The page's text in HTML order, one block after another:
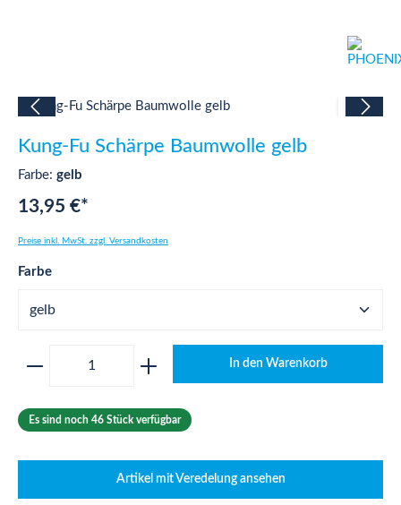
Bildergalerie überspringen
Kung-Fu Schärpe Baumwolle gelb
Farbe: gelb
13,95 €*
Preise inkl. MwSt. zzgl. Versandkosten
Farbeauswählen
Produkt Anzahl: Gib den gewünschten
In den Warenkorb
Es sind noch 46 Stück verfügbar
Artikel mit Veredelung ansehen